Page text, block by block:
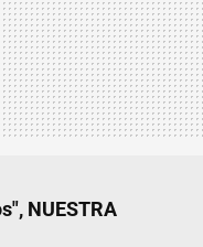
NUESTRA